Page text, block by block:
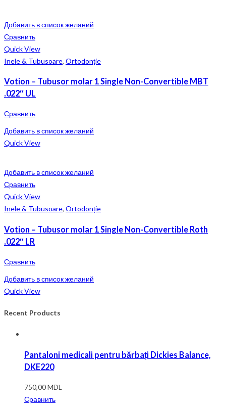
Добавить в список желаний
Сравнить
Quick View
Inele & Tubusoare, Ortodonție
Votion – Tubusor molar 1 Single Non-Convertible MBT
.022″ UL
Сравнить
Добавить в список желаний
Quick View
Добавить в список желаний
Сравнить
Quick View
Inele & Tubusoare, Ortodonție
Votion – Tubusor molar 1 Single Non-Convertible Roth
.022″ LR
Сравнить
Добавить в список желаний
Quick View
Recent Products
Pantaloni medicali pentru bărbați Dickies Balance,
DKE220
750,00MDL
Сравнить